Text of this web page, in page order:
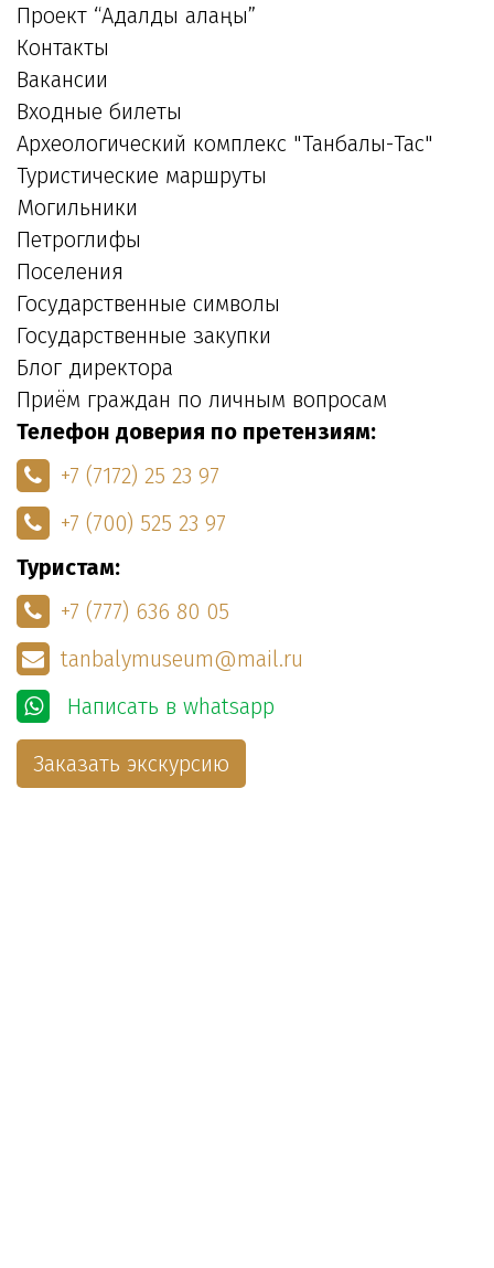
Проект “Адалдық алаңы”
Контакты
Вакансии
Входные билеты
Археологический комплекс "Танбалы-Тас"
Туристические маршруты
Могильники
Петроглифы
Поселения
Государственные символы
Государственные закупки
Блог директора
Приём граждан по личным вопросам
Телефон доверия по претензиям:
+7 (7172) 25 23 97
+7 (700) 525 23 97
Туристам:
+7 (777) 636 80 05
tanbalymuseum@mail.ru
Написать в whatsapp
Заказать экскурсию